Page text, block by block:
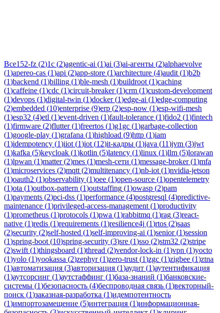
Все152-fz (2)1c (2)agentic-ai (1)ai (3)ai-агенты (2)alphaevolve
(1)apereo-cas (1)api (2)app-store (1)architecture (4)audit (1)b2b
(1)backend (1)billing (1)ble-mesh (1)buildroot (1)caching
(1)caffeine (1)cdc (1)circuit-breaker(1)crm (1)custom-development
(1)devops (1)digital-twin (1)docker(1)edge-ai (1)edge-computing
(2)embedded (10)enterprise (9)erp (2)esp-now (1)esp-wifi-mesh
(1)esp32 (4)etl (1)event-driven (1)fault-tolerance (1)fido2 (1)fintech
(1)firmware (2)flutter(1)freertos (1)g1gc (1)garbage-collection
(1)google-play (1)grafana (1)highload (9)http (1)iam
(1)idempotency (1)iiot (1)iot (12)it-кадры (1)java (11)jvm (3)jwt
(1)kafka (5)keycloak (1)kotlin (5)latency (1)linux (1)llm (5)lorawan
(1)lpwan (1)matter(2)mes (1)mesh-сети (1)message-broker(1)mfa
(1)microservices (2)mqtt (2)multitenancy (1)nb-iot (1)nvidia-jetson
(1)oauth2 (1)observability (1)oee (1)open-source (1)opentelemetry
(1)ota (1)outbox-pattern (1)outstaffing (1)owasp (2)pam
(1)payments (2)pci-dss (1)performance (4)postgresql (4)predictive-
maintenance (1)privileged-access-management (1)productivity
(1)prometheus (1)protocols (1)pwa (1)rabbitmq (1)rag (3)react-
native (1)redis (1)requirements (1)resilience4j (1)rtos (2)saas
(2)security (2)self-hosted (1)self-improving-ai (1)senior(1)session
(1)spring-boot (10)spring-security (3)sre (1)sso (2)stm32 (2)stripe
(2)swift (1)thingsboard (1)thread (2)vendor-lock-in (1)vpn (1)yocto
(1)yolo (1)yookassa (2)zephyr(1)zero-trust (1)zgc (1)zigbee (1)ztna
(1)автоматизация (3)авторизация (1)аудит (1)аутентификация
(1)аутсорсинг (1)аутстаффинг (1)база-знаний (1)банковские-
системы (1)безопасность (4)беспроводная связь (1)векторный-
поиск (1)заказная-разработка (1)идемпотентность
(1)импортозамещение (5)интеграция (1)информационная-